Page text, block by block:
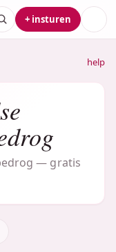
+ insturen
help
— gratis